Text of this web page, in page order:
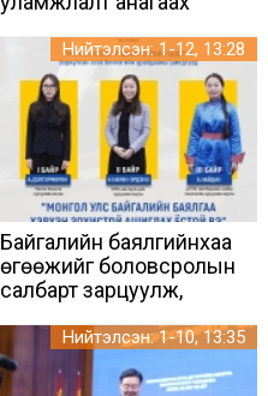
зарлиг гаргалаа
Байгалийн баялгийнхаа
өгөөжийг боловсролын
салбарт зарцуулж,
хүүхэд, залуус чухалчилж
байна
Нийтэлсэн: 1-12, 13:28
Нийтэлсэн: 1-10, 13:35